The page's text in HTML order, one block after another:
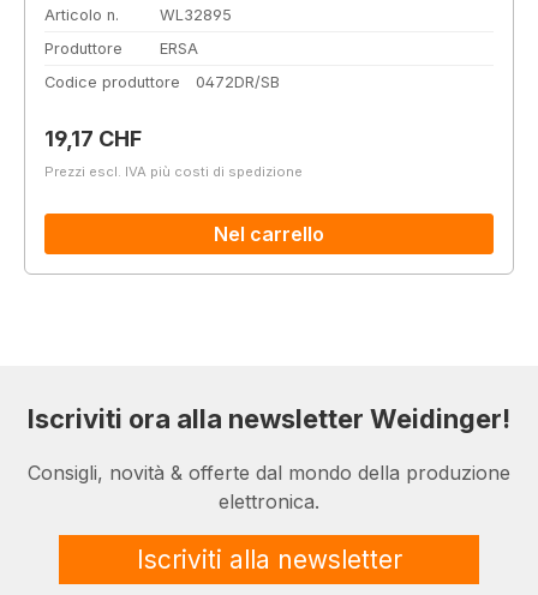
Articolo n.
WL32895
Produttore
ERSA
Codice produttore
0472DR/SB
Prezzo normale:
19,17 CHF
Prezzi escl. IVA più costi di spedizione
Nel carrello
Iscriviti ora alla newsletter Weidinger!
Consigli, novità & offerte dal mondo della produzione
elettronica.
Iscriviti alla newsletter